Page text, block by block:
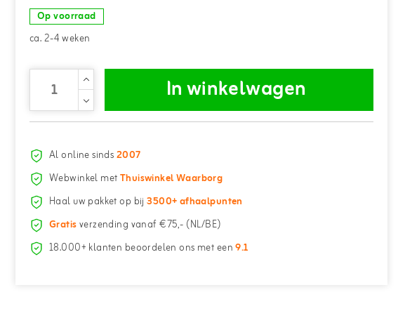
Op voorraad
ca. 2-4 weken
In winkelwagen
Al online sinds2007
Webwinkel metThuiswinkel Waarborg
Haal uw pakket op bij3500+ afhaalpunten
Gratisverzending vanaf €75,- (NL/BE)
18.000+ klanten beoordelen ons met een9.1